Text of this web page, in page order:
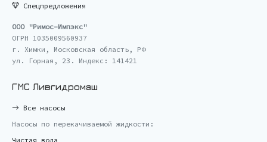
Спецпредложения
ООО "Римос-Импэкс"
ОГРН 1035009560937
г. Химки, Московская область, РФ
ул. Горная, 23. Индекс: 141421
ГМС Ливгидромаш
Все насосы
Насосы по перекачиваемой жидкости:
Чистая вода